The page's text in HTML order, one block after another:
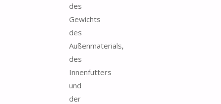
des
Gewichts
des
Außenmaterials,
des
Innenfutters
und
der